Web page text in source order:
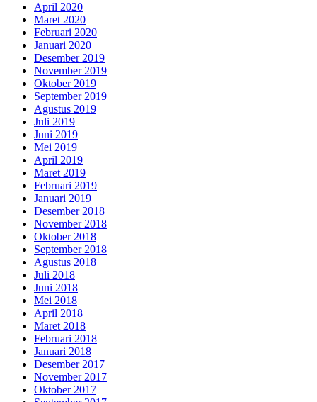
April 2020
Maret 2020
Februari 2020
Januari 2020
Desember 2019
November 2019
Oktober 2019
September 2019
Agustus 2019
Juli 2019
Juni 2019
Mei 2019
April 2019
Maret 2019
Februari 2019
Januari 2019
Desember 2018
November 2018
Oktober 2018
September 2018
Agustus 2018
Juli 2018
Juni 2018
Mei 2018
April 2018
Maret 2018
Februari 2018
Januari 2018
Desember 2017
November 2017
Oktober 2017